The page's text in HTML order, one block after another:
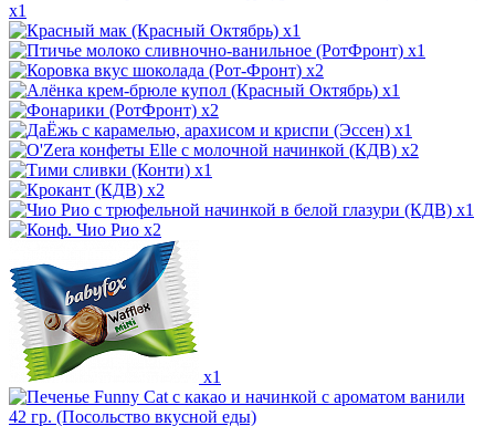
x1
x1
x1
x2
x1
x2
x1
x2
x1
x2
x1
x2
x1